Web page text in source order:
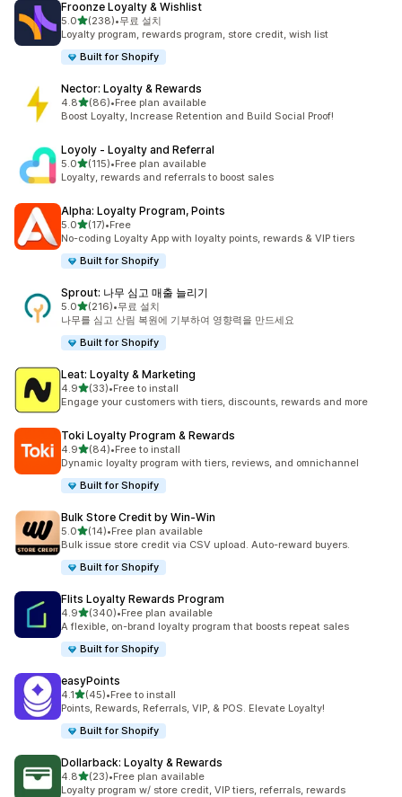
Froonze Loyalty & Wishlist
5.0별 5개 중
(238)
총 리뷰 238개
•무료 설치
Loyalty program, rewards program, store credit, wish list
Built for Shopify
Nector: Loyalty & Rewards
4.8별 5개 중
(86)
총 리뷰 86개
•Free plan available
Boost Loyalty, Increase Retention and Build Social Proof!
Loyoly ‑ Loyalty and Referral
5.0별 5개 중
(115)
총 리뷰 115개
•Free plan available
Loyalty, rewards and referrals to boost sales
Alpha: Loyalty Program, Points
5.0별 5개 중
(17)
총 리뷰 17개
•Free
No-coding Loyalty App with loyalty points, rewards & VIP tiers
Built for Shopify
Sprout: 나무 심고 매출 늘리기
5.0별 5개 중
(216)
총 리뷰 216개
•무료 설치
나무를 심고 산림 복원에 기부하여 영향력을 만드세요
Built for Shopify
Leat: Loyalty & Marketing
4.9별 5개 중
(33)
총 리뷰 33개
•Free to install
Engage your customers with tiers, discounts, rewards and more
Toki Loyalty Program & Rewards
4.9별 5개 중
(84)
총 리뷰 84개
•Free to install
Dynamic loyalty program with tiers, reviews, and omnichannel
Built for Shopify
Bulk Store Credit by Win‑Win
5.0별 5개 중
(14)
총 리뷰 14개
•Free plan available
Bulk issue store credit via CSV upload. Auto-reward buyers.
Built for Shopify
Flits Loyalty Rewards Program
4.9별 5개 중
(340)
총 리뷰 340개
•Free plan available
A flexible, on-brand loyalty program that boosts repeat sales
Built for Shopify
easyPoints
4.1별 5개 중
(45)
총 리뷰 45개
•Free to install
Points, Rewards, Referrals, VIP, & POS. Elevate Loyalty!
Built for Shopify
Dollarback: Loyalty & Rewards
4.8별 5개 중
(23)
총 리뷰 23개
•Free plan available
Loyalty program w/ store credit, VIP tiers, referrals, rewards